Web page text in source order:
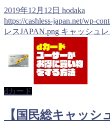
2019年12月12日 hodaka
https://cashless-japan.net/wp-
レスJAPAN.png キャッシュ
dカード
【国民総キャッシ